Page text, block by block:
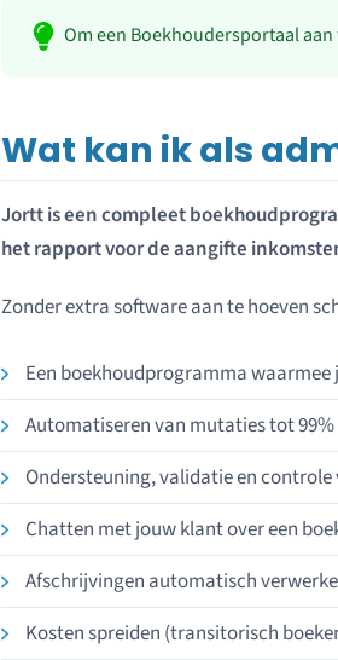
Om een Boekhoudersportaal
Wat kan ik als
Jortt is een compleet
het rapport voor de aangifte
Zonder extra software aan te hoeven
Een boekhoudprogramma
Automatiseren van mutaties tot
Ondersteuning, validatie en
Chatten met jouw klant over een
Afschrijvingen automatisch
Kosten spreiden (transitorisch